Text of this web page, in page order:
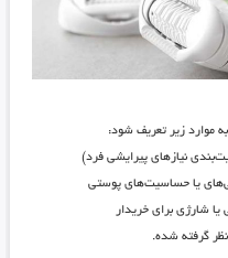
موارد زیر تعریف شود:
نیازهای پیرایشی فرد)
یا حساسیت‌های پوستی
یا شارژی برای خریدار
گرفته شده.